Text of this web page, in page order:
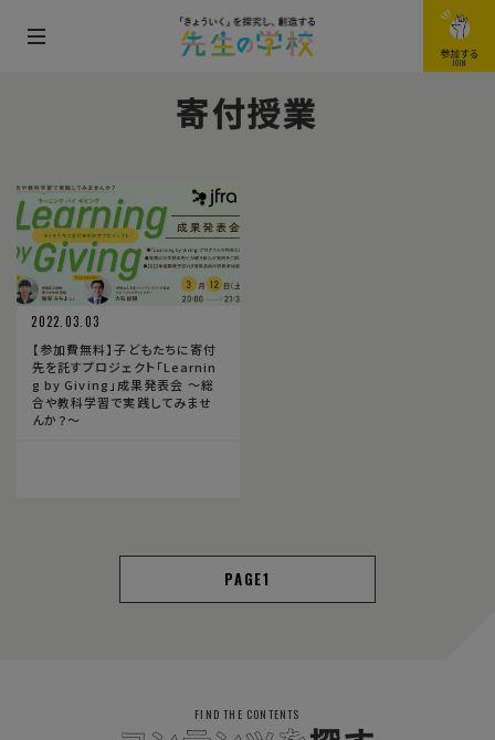
メ
開
閉
す
る
参加する
JOIN
寄付授業
2022.03.03
【参加費無料】子どもたちに寄付
先を託すプロジェクト「Learnin
g by Giving」成果発表会 〜総
合や教科学習で実践してみませ
んか？〜
1
FIND THE CONTENTS